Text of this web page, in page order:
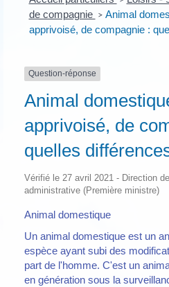
de compagnie
> Animal
apprivoisé, de compagnie :
Question-réponse
Animal
apprivoisé, de
quelles
Vérifié le 27 avril 2021 - Direction
administrative (Première ministre)
Animal domestique
Un animal domestique est un
espèce ayant subi des
part de l'homme. C'est un
en génération sous la